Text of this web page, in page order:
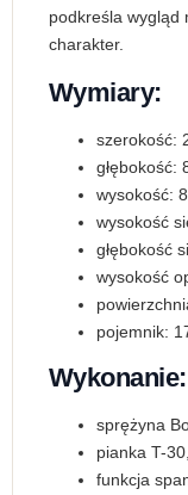
podkreśla wygląd
charakter.
Wymiary:
szerokość:
głębokość:
wysokość:
wysokość
głębokość
wysokość
pojemnik:
Wykonanie:
sprężyna
pianka T-30,
funkcja